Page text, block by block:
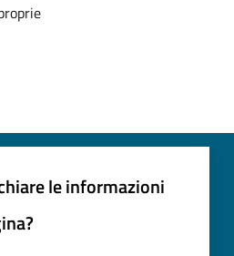
le informazioni